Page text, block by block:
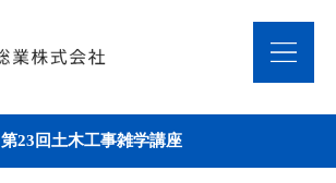
第23回土木工事雑学講座